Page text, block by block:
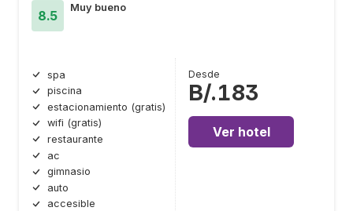
8.5
Muy bueno
spa
piscina
estacionamiento (gratis)
wifi (gratis)
restaurante
ac
gimnasio
auto
accesible
Desde
B/.183
Ver hotel